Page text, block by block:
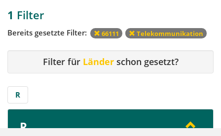
1 Filter
Bereits gesetzte Filter: 66111 Telekommunikation
Filter für Länderschon gesetzt?
R
R...